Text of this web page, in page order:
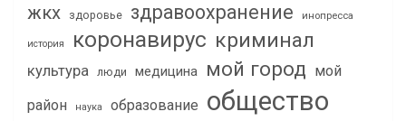
жкх здоровье здравоохранение инопресса
история коронавирус криминал
культура люди медицина мой город мой
район
наука образование общество